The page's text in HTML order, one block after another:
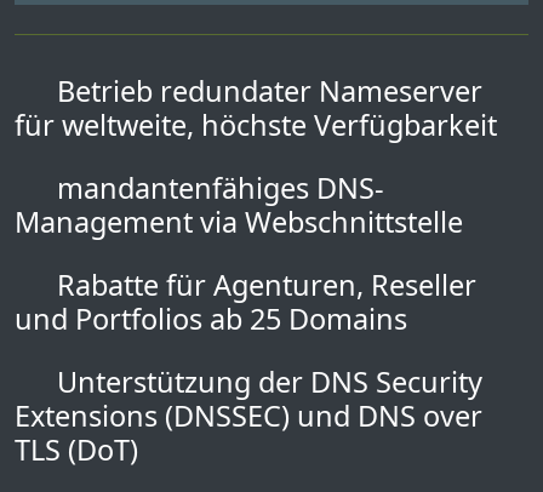
Betrieb redundater Nameserver
für weltweite, höchste Verfügbarkeit
mandantenfähiges DNS-
Management via Webschnittstelle
Rabatte für Agenturen, Reseller
und Portfolios ab 25 Domains
Unterstützung der DNS Security
Extensions (DNSSEC) und DNS over
TLS (DoT)